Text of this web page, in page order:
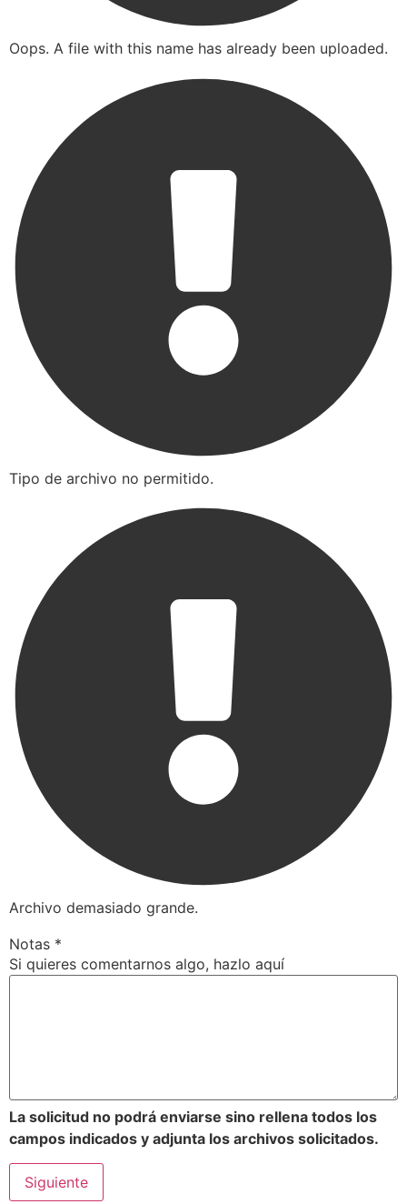
Oops. A file with this name has already been uploaded.
Tipo de archivo no permitido.
Archivo demasiado grande.
Notas *
Si quieres comentarnos algo, hazlo aquí
La solicitud no podrá enviarse sino rellena todos los
campos indicados y adjunta los archivos solicitados.
Siguiente